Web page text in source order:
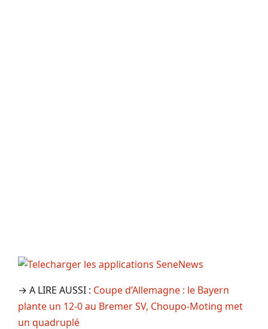
→ A LIRE AUSSI : Coupe d’Allemagne : le Bayern
plante un 12-0 au Bremer SV, Choupo-Moting met
un quadruplé